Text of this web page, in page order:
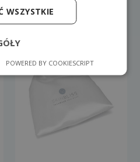
WSZYSTKIE
POWERED BY COOKIESCRIPT